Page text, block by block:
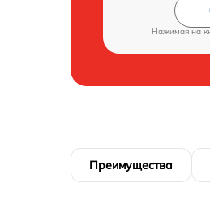
Нажимая на
Преимущества